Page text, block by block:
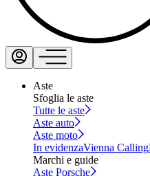
Aste
Sfoglia le aste
Tutte le aste
Aste auto
Aste moto
In evidenzaVienna Calling
Marchi e guide
Aste Porsche